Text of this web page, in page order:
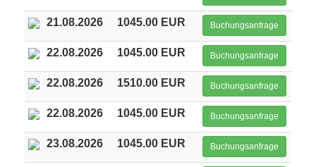
21.08.2026 1045.00 EUR Buchungsanfrage
22.08.2026 1045.00 EUR Buchungsanfrage
22.08.2026 1510.00 EUR Buchungsanfrage
22.08.2026 1045.00 EUR Buchungsanfrage
23.08.2026 1045.00 EUR Buchungsanfrage